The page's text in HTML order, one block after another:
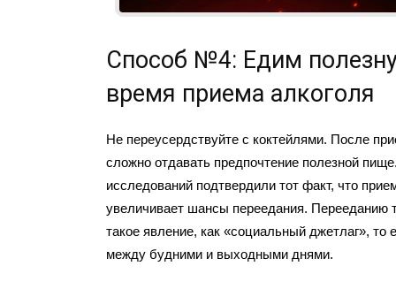
Способ №4: Едим
время приема алкоголя
Не переусердствуйте с коктейлями. После
сложно отдавать предпочтение полезной
исследований подтвердили тот факт, что
увеличивает шансы переедания. Перееданию
такое явление, как «социальный джетлаг», то
между будними и выходными днями.